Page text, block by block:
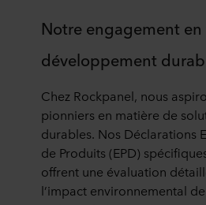
Notre engagement en
développement
Chez Rockpanel, nous
pionniers en matière de
durables. Nos Déclarations
de Produits (EPD)
offrent une évaluation
l’impact environnemental